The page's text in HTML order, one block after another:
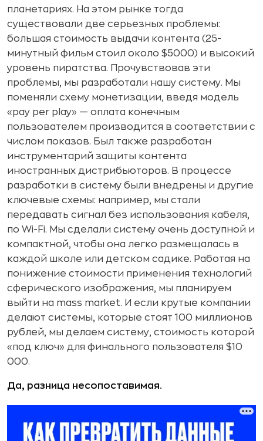
планетариях. На этом рынке тогда
существовали две серьезных проблемы:
большая стоимость выдачи контента (25-
минутный фильм стоил около $5000) и высокий
уровень пиратства. Прочувствовав эти
проблемы, мы разработали нашу систему. Мы
поменяли схему монетизации, введя модель
«pay per play» — оплата конечным
пользователем производится в соответствии с
числом показов. Был также разработан
инструментарий защиты контента
иностранных дистрибьюторов. В процессе
разработки в систему были внедрены и другие
ключевые схемы: например, мы стали
передавать сигнал без использования кабеля,
по Wi-Fi. Мы сделали систему очень доступной и
компактной, чтобы она легко размещалась в
каждой школе или детском садике. Работая на
понижение стоимости применения технологий
сферического изображения, мы планируем
выйти на mass market. И если крутые компании
делают системы, которые стоят 100 миллионов
рублей, мы делаем систему, стоимость которой
«под ключ» для финального пользователя $10
000.
Да, разница несопоставимая.